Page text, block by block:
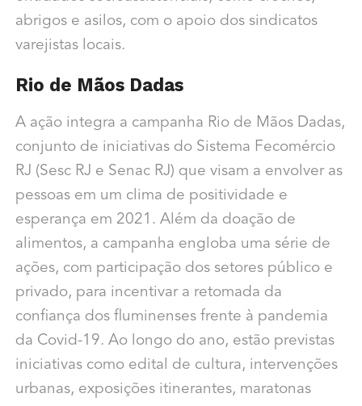
abrigos e asilos, com o apoio dos sindicatos
varejistas locais.
Rio de Mãos Dadas
A ação integra a campanha Rio de Mãos Dadas,
conjunto de iniciativas do Sistema Fecomércio
RJ (Sesc RJ e Senac RJ) que visam a envolver as
pessoas em um clima de positividade e
esperança em 2021. Além da doação de
alimentos, a campanha engloba uma série de
ações, com participação dos setores público e
privado, para incentivar a retomada da
confiança dos fluminenses frente à pandemia
da Covid-19. Ao longo do ano, estão previstas
iniciativas como edital de cultura, intervenções
urbanas, exposições itinerantes, maratonas